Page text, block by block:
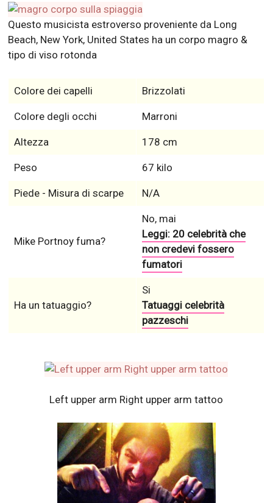
Questo musicista estroverso proveniente da Long
Beach, New York, United States ha un corpo magro &
tipo di viso rotonda
Colore dei capelli Brizzolati
Colore degli occhi Marroni
Altezza 178 cm
Peso 67 kilo
Piede - Misura di scarpe N/A
Mike Portnoy fuma?
No, mai
Leggi: 20 celebrità che
non credevi fossero
fumatori
Ha un tatuaggio?
Si
Tatuaggi celebrità
pazzeschi
Left upper arm Right upper arm tattoo